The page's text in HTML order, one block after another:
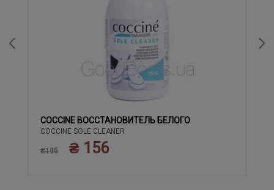
COCCINE ВОССТАНОВИТЕЛЬ БЕЛОГО
COCCINE SOLE CLEANER
₴195 ₴ 156